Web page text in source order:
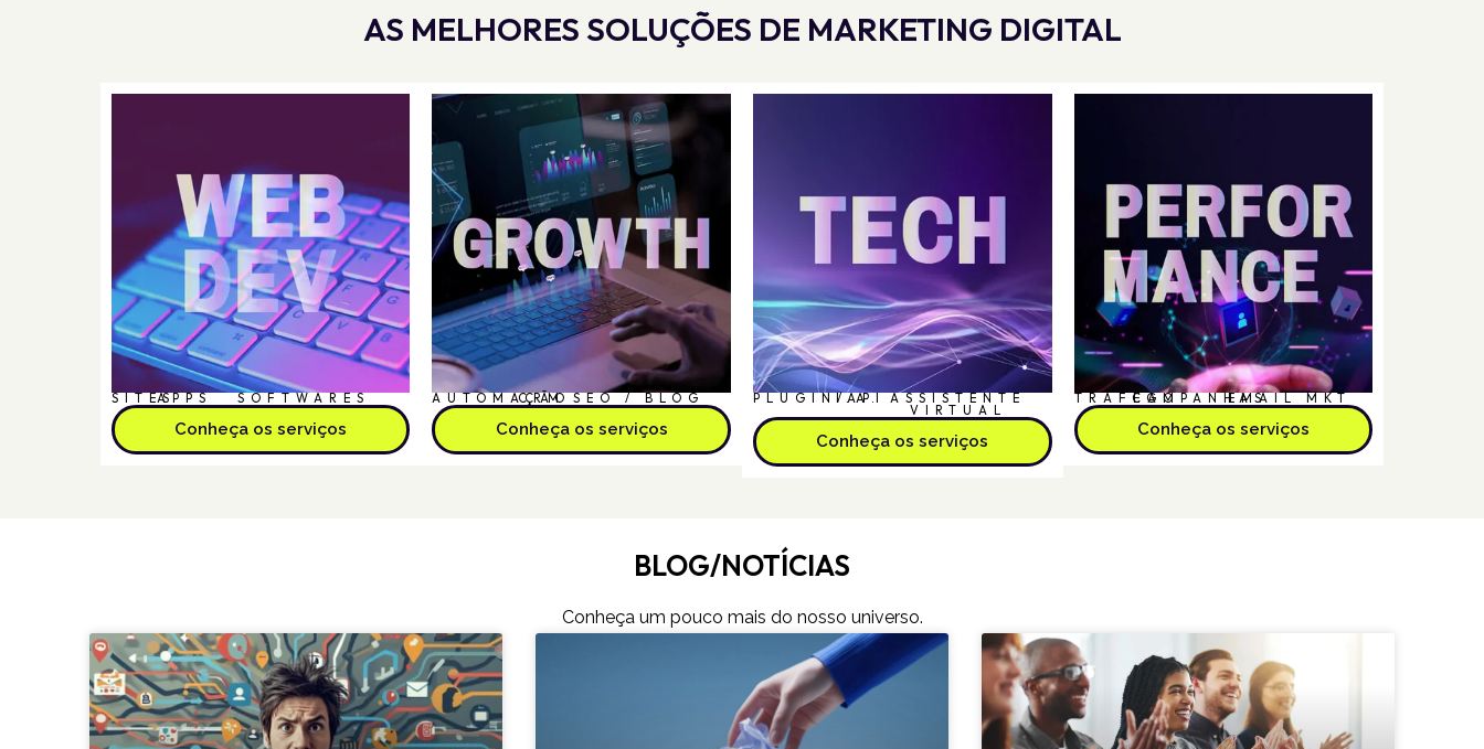
AS MELHORES SOLUÇÕES DE MARKETING DIGITAL
SITESAPPS SOFTWARES
Conheça os serviços
AUTOMAÇÃO
CRM SEO / BLOG
Conheça os serviços
PLUGIN/API
I.A. ASSISTENTE
VIRTUAL
Conheça os serviços
TRÁFEGOCAMPANHASEMAIL MKT
Conheça os serviços
BLOG/NOTÍCIAS
Conheça um pouco mais do nosso universo.